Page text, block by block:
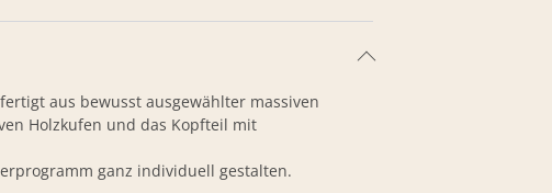
aus bewusst ausgewählter massiven
Holzkufen und das Kopfteil mit
ganz individuell gestalten.